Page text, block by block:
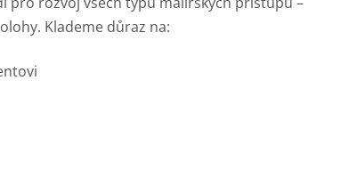
Klademe důraz na: